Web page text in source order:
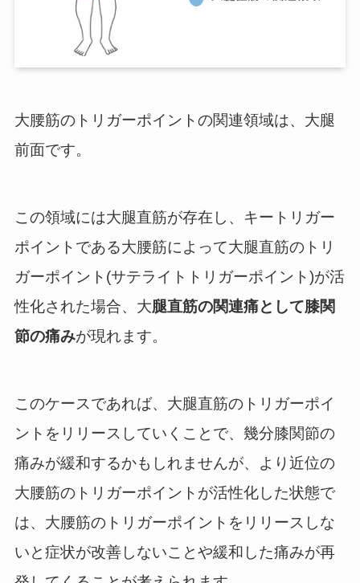
大腰筋のトリガーポイントの関連領域は、大腿
前面です。
この領域には大腿直筋が存在し、キートリガー
ポイントである大腰筋によって大腿直筋のトリ
ガーポイント(サテライトトリガーポイント)が活
性化された場合、大腿直筋の関連痛として膝関
節の痛みが現れます。
このケースであれば、大腿直筋のトリガーポイ
ントをリリースしていくことで、幾分膝関節の
痛みが緩和するかもしれませんが、より近位の
大腰筋のトリガーポイントが活性化した状態で
は、大腰筋のトリガーポイントをリリースしな
いと症状が改善しないことや緩和した痛みが再